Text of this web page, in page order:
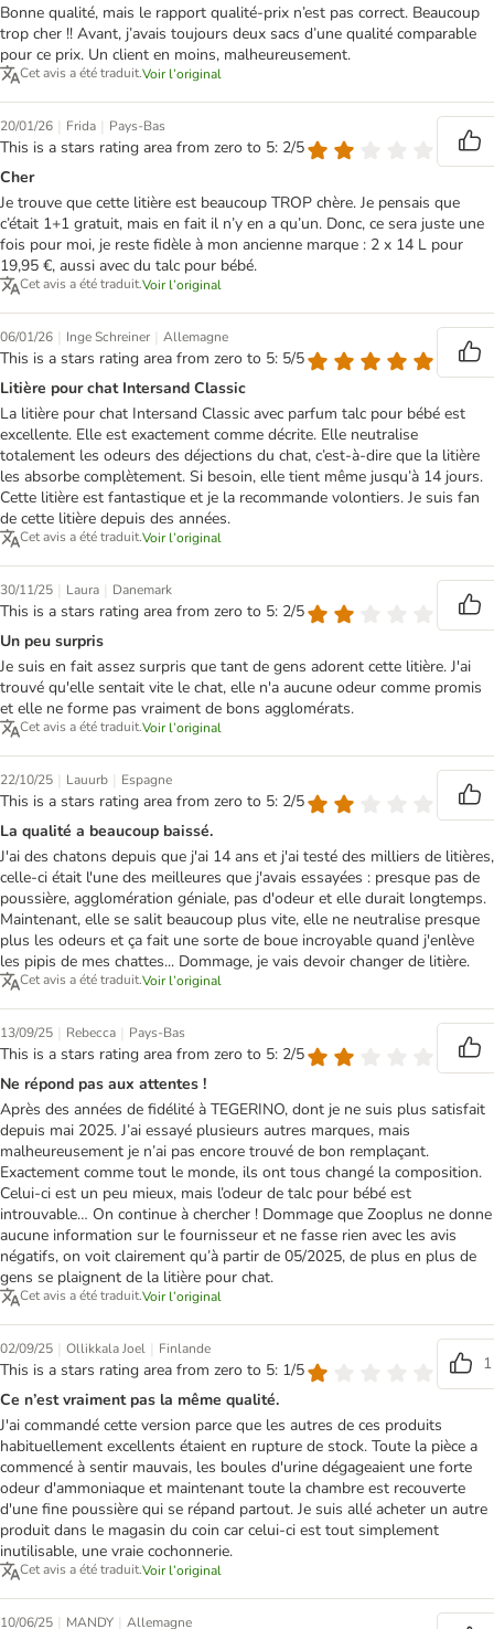
Bonne qualité, mais le rapport qualité-prix n’est pas correct. Beaucoup
trop cher !! Avant, j’avais toujours deux sacs d’une qualité comparable
pour ce prix. Un client en moins, malheureusement.
Cet avis a été traduit.Voir l’original
20/01/26 | Frida | Pays-Bas
This is a stars rating area from zero to 5: 2/5
Cher
Je trouve que cette litière est beaucoup TROP chère. Je pensais que
c’était 1+1 gratuit, mais en fait il n’y en a qu’un. Donc, ce sera juste une
fois pour moi, je reste fidèle à mon ancienne marque : 2 x 14 L pour
19,95 €, aussi avec du talc pour bébé.
Cet avis a été traduit.Voir l’original
06/01/26 | Inge Schreiner | Allemagne
This is a stars rating area from zero to 5: 5/5
Litière pour chat Intersand Classic
La litière pour chat Intersand Classic avec parfum talc pour bébé est
excellente. Elle est exactement comme décrite. Elle neutralise
totalement les odeurs des déjections du chat, c’est-à-dire que la litière
les absorbe complètement. Si besoin, elle tient même jusqu’à 14 jours.
Cette litière est fantastique et je la recommande volontiers. Je suis fan
de cette litière depuis des années.
Cet avis a été traduit.Voir l’original
30/11/25 | Laura | Danemark
This is a stars rating area from zero to 5: 2/5
Un peu surpris
Je suis en fait assez surpris que tant de gens adorent cette litière. J'ai
trouvé qu'elle sentait vite le chat, elle n'a aucune odeur comme promis
et elle ne forme pas vraiment de bons agglomérats.
Cet avis a été traduit.Voir l’original
22/10/25 | Lauurb | Espagne
This is a stars rating area from zero to 5: 2/5
La qualité a beaucoup baissé.
J'ai des chatons depuis que j'ai 14 ans et j'ai testé des milliers de litières,
celle-ci était l'une des meilleures que j'avais essayées : presque pas de
poussière, agglomération géniale, pas d'odeur et elle durait longtemps.
Maintenant, elle se salit beaucoup plus vite, elle ne neutralise presque
plus les odeurs et ça fait une sorte de boue incroyable quand j'enlève
les pipis de mes chattes... Dommage, je vais devoir changer de litière.
Cet avis a été traduit.Voir l’original
13/09/25 | Rebecca | Pays-Bas
This is a stars rating area from zero to 5: 2/5
Ne répond pas aux attentes !
Après des années de fidélité à TEGERINO, dont je ne suis plus satisfait
depuis mai 2025. J’ai essayé plusieurs autres marques, mais
malheureusement je n’ai pas encore trouvé de bon remplaçant.
Exactement comme tout le monde, ils ont tous changé la composition.
Celui-ci est un peu mieux, mais l’odeur de talc pour bébé est
introuvable… On continue à chercher ! Dommage que Zooplus ne donne
aucune information sur le fournisseur et ne fasse rien avec les avis
négatifs, on voit clairement qu’à partir de 05/2025, de plus en plus de
gens se plaignent de la litière pour chat.
Cet avis a été traduit.Voir l’original
02/09/25 | Ollikkala Joel | Finlande
This is a stars rating area from zero to 5: 1/5
1
Ce n’est vraiment pas la même qualité.
J'ai commandé cette version parce que les autres de ces produits
habituellement excellents étaient en rupture de stock. Toute la pièce a
commencé à sentir mauvais, les boules d'urine dégageaient une forte
odeur d'ammoniaque et maintenant toute la chambre est recouverte
d'une fine poussière qui se répand partout. Je suis allé acheter un autre
produit dans le magasin du coin car celui-ci est tout simplement
inutilisable, une vraie cochonnerie.
Cet avis a été traduit.Voir l’original
10/06/25 | MANDY | Allemagne